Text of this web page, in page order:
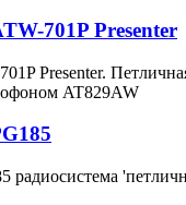
701P Presenter
Presenter.
AT829AW
радиосистема